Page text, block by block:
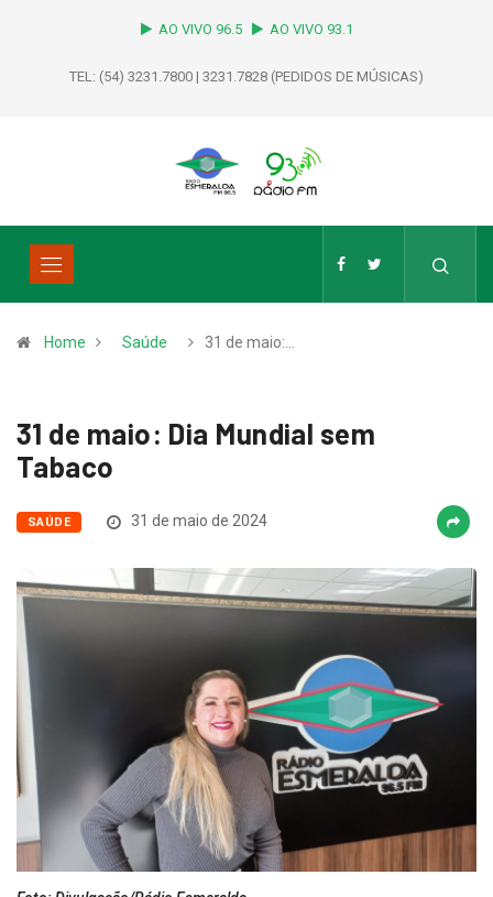
AO VIVO 96.5 AO VIVO 93.1
TEL: (54) 3231.7800 | 3231.7828 (PEDIDOS DE MÚSICAS)
Home Saúde 31 de maio:…
31 de maio: Dia Mundial sem
Tabaco
SAÚDE 31 de maio de 2024